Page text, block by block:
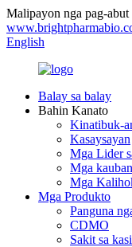
Malipayon nga pag-
English
Balay sa balay
Bahin Kanato
Kinatibuk-
Kasaysayan
Mga Lider
Mga kauban
Mga
Mga Produkto
Panguna
CDMO
Sakit sa